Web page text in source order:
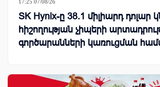
17:25 07/08/26
SK Hynix-ը 38.1 միլիարդ դոլար
հիշողության չիպերի
գործարանների կառուցման